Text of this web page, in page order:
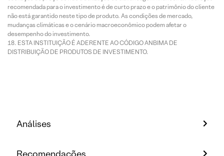
recomendada para o investimento é de curto prazo e o patrimônio do cliente
não está garantido neste tipo de produto. As condições de mercado,
mudanças climáticas e o cenário macroeconômico podem afetar o
desempenho do investimento.
ESTA INSTITUIÇÃO É ADERENTE AO CÓDIGO ANBIMA DE
DISTRIBUIÇÃO DE PRODUTOS DE INVESTIMENTO.
Análises
Recomendações